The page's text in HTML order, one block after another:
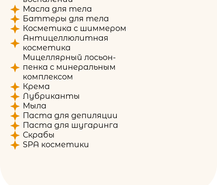
Масла для тела
Баттеры для тела
Косметика с шиммером
Антицеллюлитная
косметика
Мицеллярный лосьон-
пенка с минеральным
комплексом
Крема
Лубриканты
Мыла
Паста для депиляции
Паста для шугаринга
Скрабы
SPA косметики